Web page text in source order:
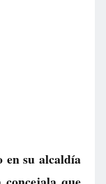
en su alcaldía